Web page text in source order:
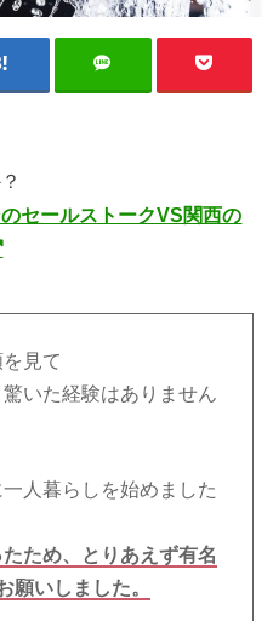
セールストークVS関西の
見て
いた経験はありません
人暮らしを始めました
ため、とりあえず有名
願いしました。